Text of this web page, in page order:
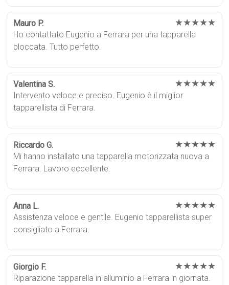
Mauro P. ★★★★★
Ho contattato Eugenio a Ferrara per una tapparella
bloccata. Tutto perfetto.
Valentina S. ★★★★★
Intervento veloce e preciso. Eugenio è il miglior
tapparellista di Ferrara.
Riccardo G. ★★★★★
Mi hanno installato una tapparella motorizzata nuova a
Ferrara. Lavoro eccellente.
Anna L. ★★★★★
Assistenza veloce e gentile. Eugenio tapparellista super
consigliato a Ferrara.
Giorgio F. ★★★★★
Riparazione tapparella in alluminio a Ferrara in giornata.